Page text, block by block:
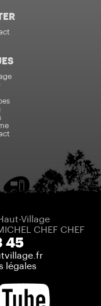
Village
CHEF CHEF
45
légales